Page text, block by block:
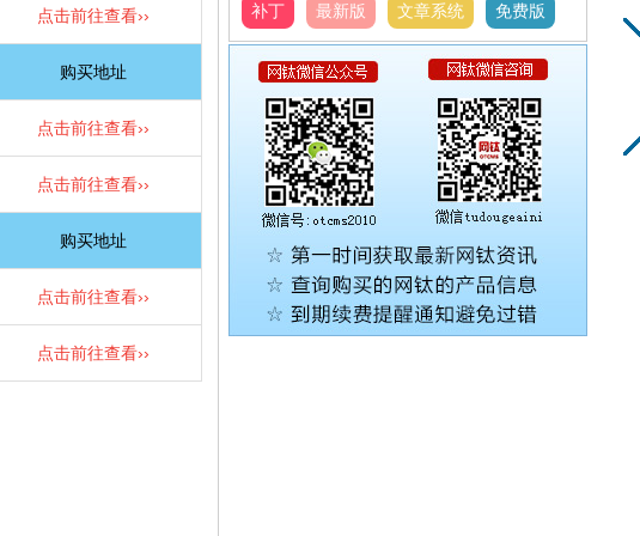
点击前往查看››
购买地址
点击前往查看››
点击前往查看››
购买地址
点击前往查看››
点击前往查看››
补丁 最新版 文章系统 免费版